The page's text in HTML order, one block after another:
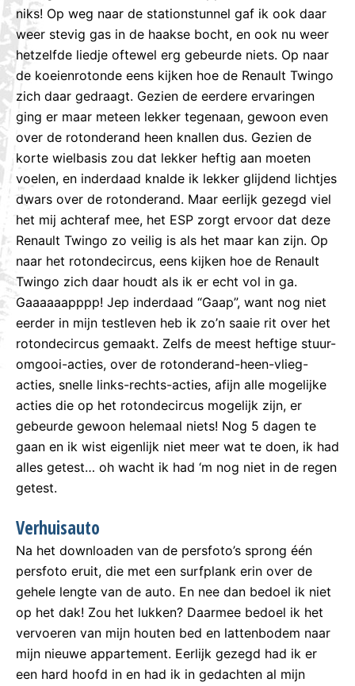
niks! Op weg naar de stationstunnel gaf ik ook daar
weer stevig gas in de haakse bocht, en ook nu weer
hetzelfde liedje oftewel erg gebeurde niets. Op naar
de koeienrotonde eens kijken hoe de Renault Twingo
zich daar gedraagt. Gezien de eerdere ervaringen
ging er maar meteen lekker tegenaan, gewoon even
over de rotonderand heen knallen dus. Gezien de
korte wielbasis zou dat lekker heftig aan moeten
voelen, en inderdaad knalde ik lekker glijdend lichtjes
dwars over de rotonderand. Maar eerlijk gezegd viel
het mij achteraf mee, het ESP zorgt ervoor dat deze
Renault Twingo zo veilig is als het maar kan zijn. Op
naar het rotondecircus, eens kijken hoe de Renault
Twingo zich daar houdt als ik er echt vol in ga.
Gaaaaaapppp! Jep inderdaad “Gaap”, want nog niet
eerder in mijn testleven heb ik zo’n saaie rit over het
rotondecircus gemaakt. Zelfs de meest heftige stuur-
omgooi-acties, over de rotonderand-heen-vlieg-
acties, snelle links-rechts-acties, afijn alle mogelijke
acties die op het rotondecircus mogelijk zijn, er
gebeurde gewoon helemaal niets! Nog 5 dagen te
gaan en ik wist eigenlijk niet meer wat te doen, ik had
alles getest… oh wacht ik had ‘m nog niet in de regen
getest.
Verhuisauto
Na het downloaden van de persfoto’s sprong één
persfoto eruit, die met een surfplank erin over de
gehele lengte van de auto. En nee dan bedoel ik niet
op het dak! Zou het lukken? Daarmee bedoel ik het
vervoeren van mijn houten bed en lattenbodem naar
mijn nieuwe appartement. Eerlijk gezegd had ik er
een hard hoofd in en had ik in gedachten al mijn